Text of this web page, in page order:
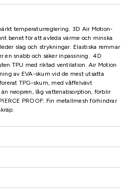
temperaturreglering. 3D Air Motion-
benet för att avleda värme och minska
slag och strykningar. Elastiska remmar
en snabb och säker inpassning. 4D
TPU med riktad ventilation. Air Motion
av EVA-skum vid de mest utsatta
TPG-skum, med våffelvävt
neopren, låg vattenabsorption, förblir
PROOF: Fin metallmesh förhindrar